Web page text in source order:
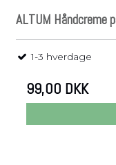
ALTUM Håndcreme
1-3 hverdage
99,00 DKK